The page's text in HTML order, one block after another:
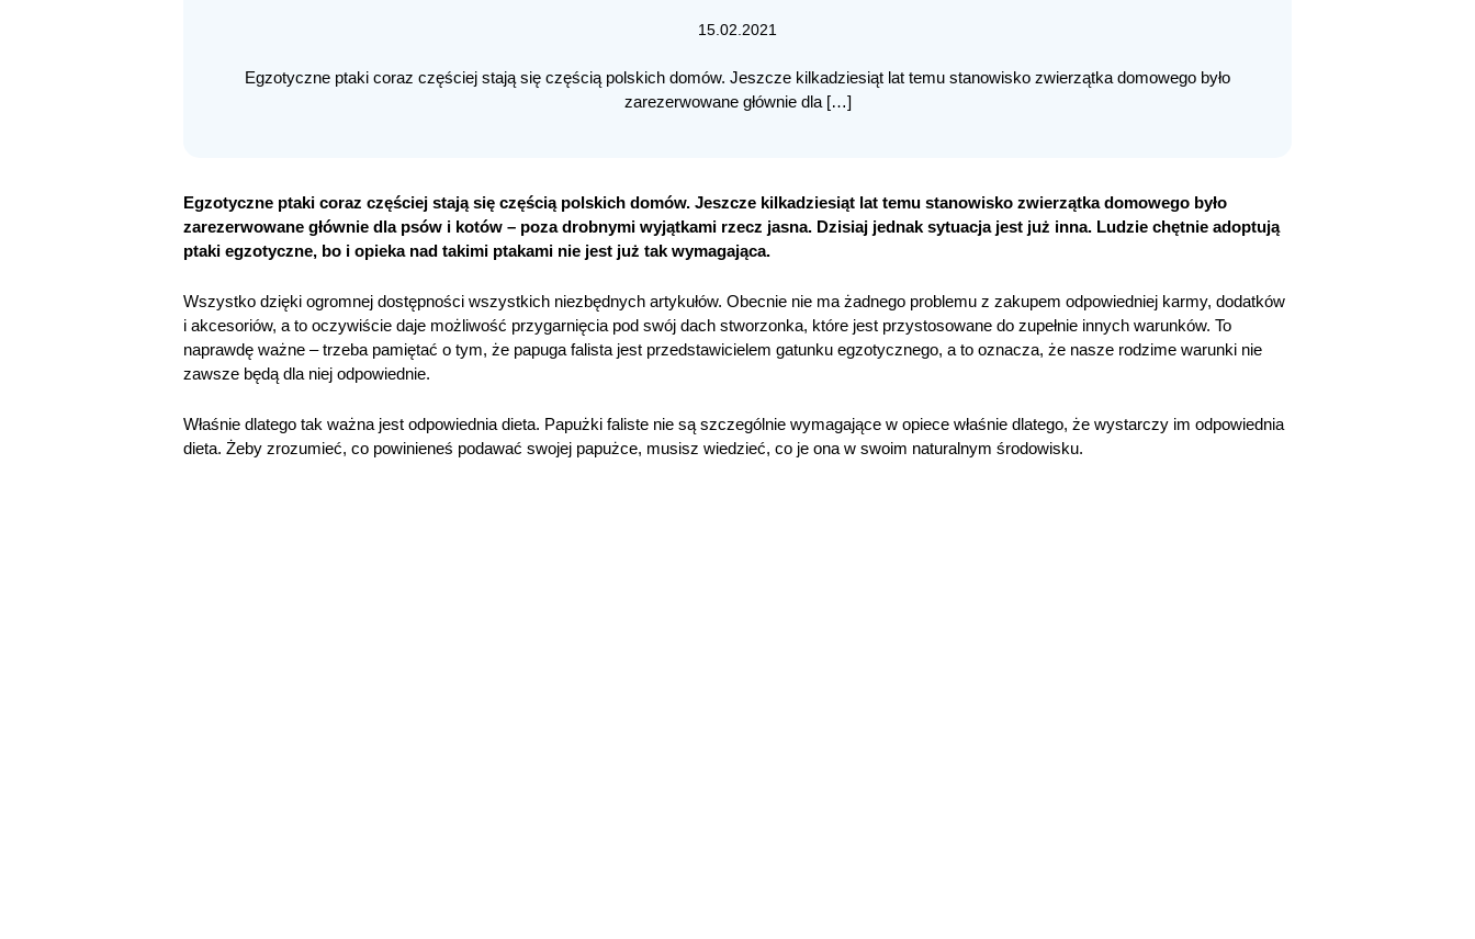
15.02.2021
Egzotyczne ptaki coraz częściej stają się częścią polskich domów. Jeszcze kilkadziesiąt lat temu stanowisko zwierzątka domowego było
zarezerwowane głównie dla […]
Egzotyczne ptaki coraz częściej stają się częścią polskich domów. Jeszcze kilkadziesiąt lat temu stanowisko zwierzątka domowego było
zarezerwowane głównie dla psów i kotów – poza drobnymi wyjątkami rzecz jasna. Dzisiaj jednak sytuacja jest już inna. Ludzie chętnie adoptują
ptaki egzotyczne, bo i opieka nad takimi ptakami nie jest już tak wymagająca.
Wszystko dzięki ogromnej dostępności wszystkich niezbędnych artykułów. Obecnie nie ma żadnego problemu z zakupem odpowiedniej karmy, dodatków
i akcesoriów, a to oczywiście daje możliwość przygarnięcia pod swój dach stworzonka, które jest przystosowane do zupełnie innych warunków. To
naprawdę ważne – trzeba pamiętać o tym, że papuga falista jest przedstawicielem gatunku egzotycznego, a to oznacza, że nasze rodzime warunki nie
zawsze będą dla niej odpowiednie.
Właśnie dlatego tak ważna jest odpowiednia dieta. Papużki faliste nie są szczególnie wymagające w opiece właśnie dlatego, że wystarczy im odpowiednia
dieta. Żeby zrozumieć, co powinieneś podawać swojej papużce, musisz wiedzieć, co je ona w swoim naturalnym środowisku.